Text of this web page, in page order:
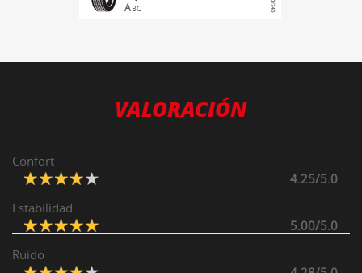
ABC
VALORACIÓN
Confort
4.25/5.0
Estabilidad
5.00/5.0
Ruido